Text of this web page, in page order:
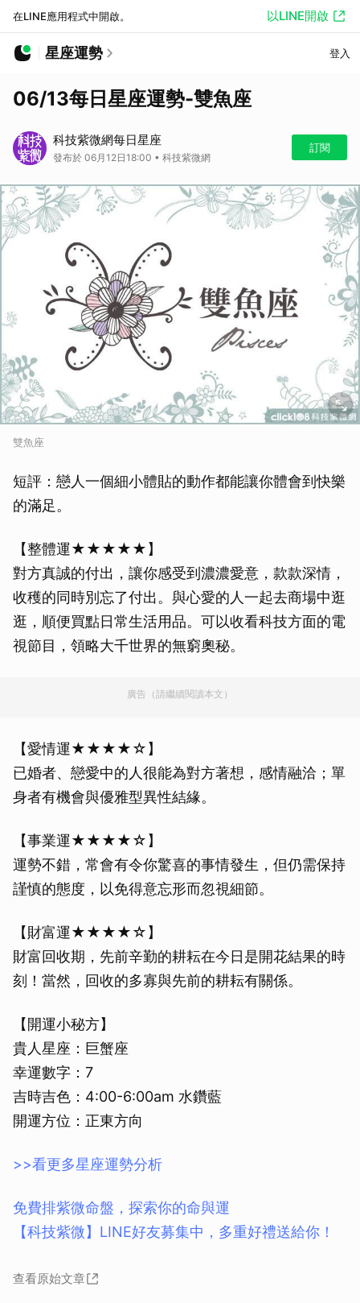
在LINE應用程式中開啟。 以LINE開啟
星座運勢 登入
06/13每日星座運勢-雙魚座
科技紫微網每日星座
發布於 06月12日18:00 • 科技紫微網
訂閱
雙魚座
短評：戀人一個細小體貼的動作都能讓你體會到快樂
的滿足。
【整體運★★★★★】
對方真誠的付出，讓你感受到濃濃愛意，款款深情，
收穫的同時別忘了付出。與心愛的人一起去商場中逛
逛，順便買點日常生活用品。可以收看科技方面的電
視節目，領略大千世界的無窮奧秘。
廣告（請繼續閱讀本文）
【愛情運★★★★☆】
已婚者、戀愛中的人很能為對方著想，感情融洽；單
身者有機會與優雅型異性結緣。
【事業運★★★★☆】
運勢不錯，常會有令你驚喜的事情發生，但仍需保持
謹慎的態度，以免得意忘形而忽視細節。
【財富運★★★★☆】
財富回收期，先前辛勤的耕耘在今日是開花結果的時
刻！當然，回收的多寡與先前的耕耘有關係。
【開運小秘方】
貴人星座：巨蟹座
幸運數字：7
吉時吉色：4:00-6:00am 水鑽藍
開運方位：正東方向
>>看更多星座運勢分析
免費排紫微命盤，探索你的命與運
【科技紫微】LINE好友募集中，多重好禮送給你！
查看原始文章